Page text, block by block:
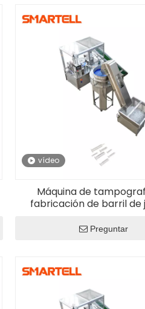
vídeo
Máquina de
fabricación de barril de
Preguntar